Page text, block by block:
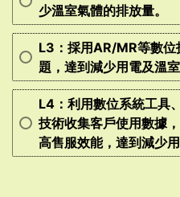
少溫室氣體的排放量。
L3：採用AR/MR等數位
題，達到減少用電及溫室
L4：利用數位系統工具
技術收集客戶使用數據
高售服效能，達到減少